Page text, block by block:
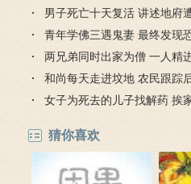
男子死亡十天复活 讲述地府
界之谜
青年学佛三遇鬼妻 最终发现
两兄弟同时出家为僧 一人精
逐出国
和尚每天走进坟地 农民跟踪
女子为死去的儿子找解药 挨
猜你喜欢